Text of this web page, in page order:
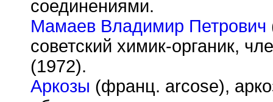
соединениями.
Мамаев Владимир Петрович
советский химик-органик,
(1972).
Аркозы (франц. arcose),